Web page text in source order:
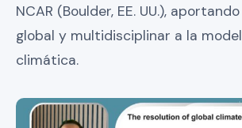
NCAR (Boulder, EE. UU.),
global y multidisciplinar a la
climática.